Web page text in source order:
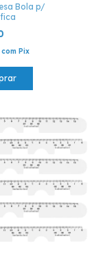
Bola p/
com Pix